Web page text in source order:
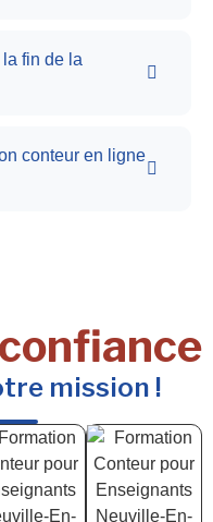
fin de la
conteur en ligne
mission !